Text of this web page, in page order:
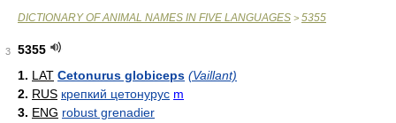
DICTIONARY OF ANIMAL NAMES IN FIVE LANGUAGES > 5355
3
5355
1. LAT Cetonurus globiceps (Vaillant)
2. RUS крепкий цетонурус m
3. ENG robust grenadier